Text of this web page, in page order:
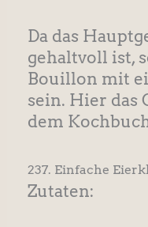
Da das
gehaltvoll ist,
Bouillon mit
sein. Hier das
dem
237. Einfache
Zutaten: